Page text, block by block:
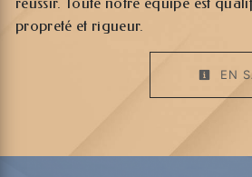
propreté et rigueur.
EN